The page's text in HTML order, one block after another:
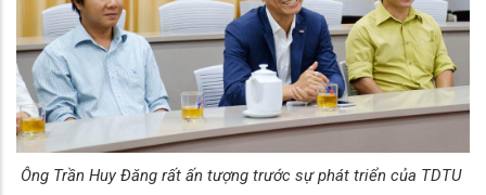
Ông Trần Huy Đăng rất ấn tượng trước sự phát triển của TDTU